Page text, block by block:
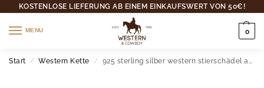
KOSTENLOSE LIEFERUNG AB EINEM EINKAUFSWERT VON 50€!
MENU 0
Start / Western Kette / 925 sterling silber western stierschädel anhänger mit türkissteinen